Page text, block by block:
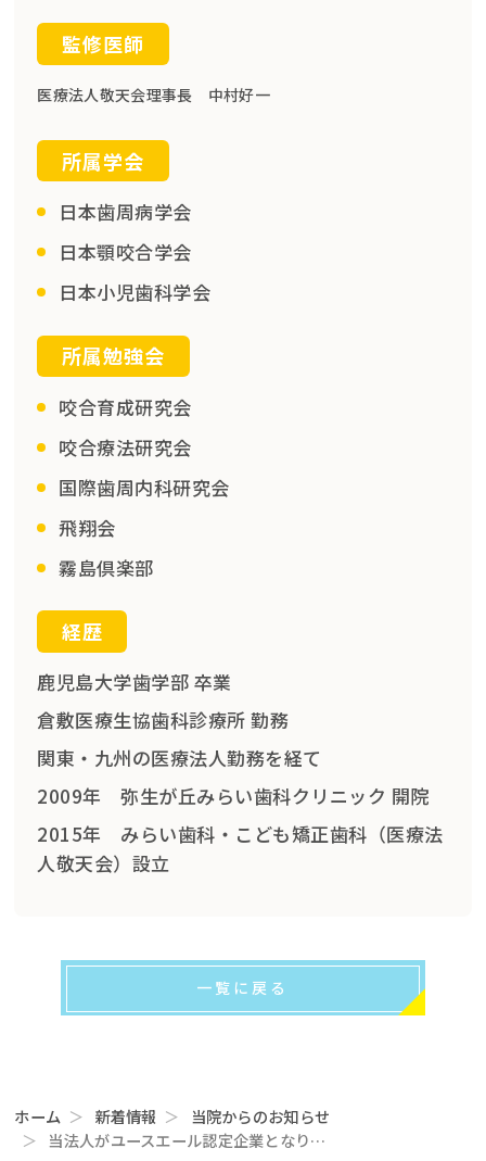
監修医師
医療法人敬天会理事長 中村好一
所属学会
日本歯周病学会
日本顎咬合学会
日本小児歯科学会
所属勉強会
咬合育成研究会
咬合療法研究会
国際歯周内科研究会
飛翔会
霧島倶楽部
経歴
鹿児島大学歯学部 卒業
倉敷医療生協歯科診療所 勤務
関東・九州の医療法人勤務を経て
2009年 弥生が丘みらい歯科クリニック 開院
2015年 みらい歯科・こども矯正歯科（医療法
人敬天会）設立
一覧に戻る
ホーム 新着情報
当院からのお知らせ
当法人がユースエール認定企業となりまし…